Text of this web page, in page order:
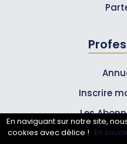
Inscrire
Les
En naviguant sur notre site,
cookies avec délice ! En